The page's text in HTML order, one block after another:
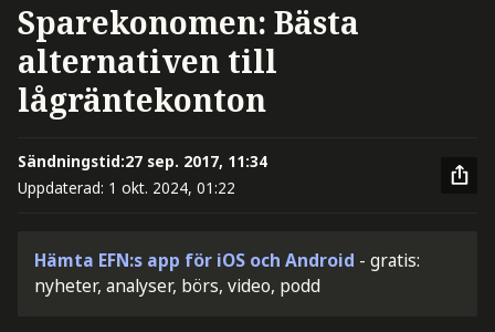
Sparekonomen: Bästa
alternativen till
lågräntekonton
Sändningstid:27 sep. 2017, 11:34
Uppdaterad: 1 okt. 2024, 01:22
Hämta EFN:s app för iOS och Android - gratis:
nyheter, analyser, börs, video, podd